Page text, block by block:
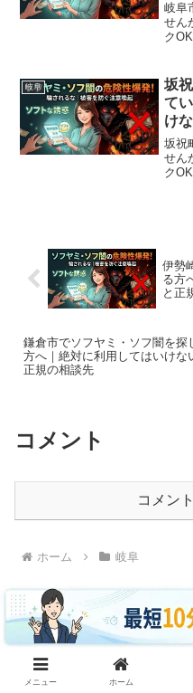
岐阜
せん
ク
読み
岐阜
坂
て
け
坂祝
せん
ク
伊勢
る方
と正
鎌倉市でソフヤミ・ソフ闇を探
方へ｜絶対に利用してはいけな
正規の相談先
コメント
コメン
ホーム 岐阜
ソフヤミ・ソフ闇に騙
メニュー ホーム